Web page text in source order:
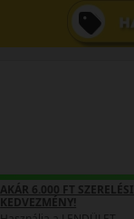
AKÁR 6.000 FT SZERELÉSI
KEDVEZMÉNY!